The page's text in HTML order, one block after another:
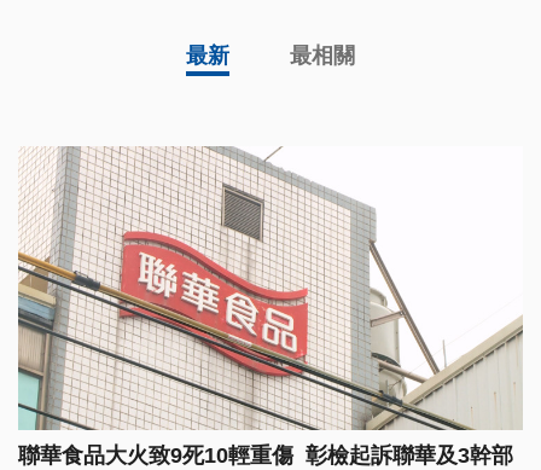
最新 最相關
聯華食品大火致9死10輕重傷 彰檢起訴聯華及3幹部